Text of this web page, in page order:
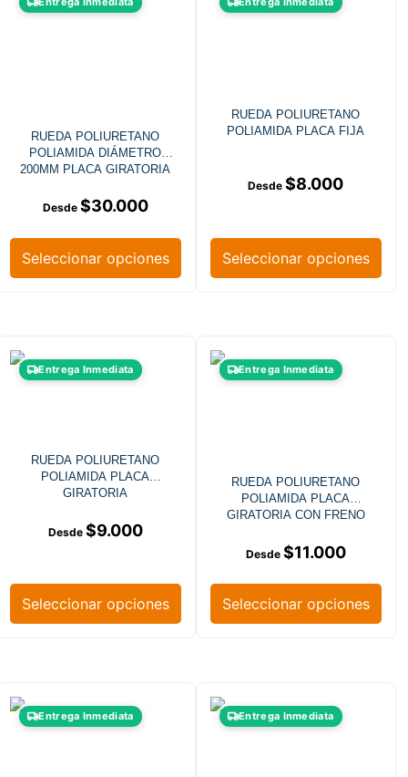
RUEDA POLIURETANO
POLIAMIDA DIÁMETRO
200MM PLACA GIRATORIA
$30.000
Seleccionar opciones
RUEDA POLIURETANO
POLIAMIDA PLACA FIJA
$8.000
Seleccionar opciones
Entrega Inmediata
RUEDA POLIURETANO
POLIAMIDA PLACA
GIRATORIA
$9.000
Seleccionar opciones
Entrega Inmediata
RUEDA POLIURETANO
POLIAMIDA PLACA
GIRATORIA CON FRENO
$11.000
Seleccionar opciones
Entrega Inmediata Entrega Inmediata